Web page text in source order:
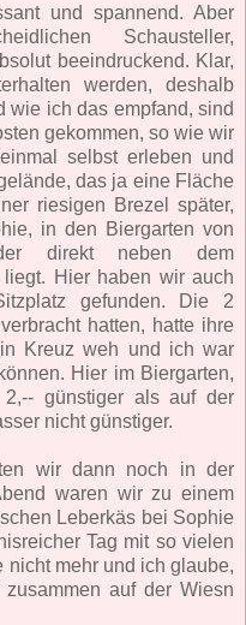
und spannend. Aber
Schausteller,
beeindruckend. Klar,
werden, deshalb
wie ich das empfand, sind
gekommen, so wie wir
selbst erleben und
das ja eine Fläche
riesigen Brezel später,
in den Biergarten von
der direkt neben dem
liegt. Hier haben wir auch
gefunden. Die 2
hatten, hatte ihre
Kreuz weh und ich war
Hier im Biergarten,
günstiger als auf der
nicht günstiger.
wir dann noch in der
waren wir zu einem
Leberkäs bei Sophie
Tag mit so vielen
nicht mehr und ich glaube,
auf der Wiesn